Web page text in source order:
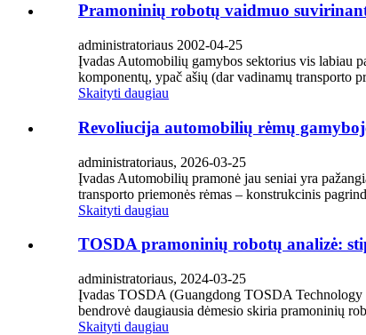
Pramoninių robotų vaidmuo
administratoriaus 2002-04-25
Įvadas Automobilių gamybos sektorius vis labiau
komponentų, ypač ašių (dar vadinamų transporto
Skaityti daugiau
Revoliucija automobilių rėmų
administratoriaus, 2026-03-25
Įvadas Automobilių pramonė jau seniai yra
transporto priemonės rėmas – konstrukcinis
Skaityti daugiau
TOSDA pramoninių robotų analizė:
administratoriaus, 2024-03-25
Įvadas TOSDA (Guangdong TOSDA
bendrovė daugiausia dėmesio skiria pramoninių
Skaityti daugiau